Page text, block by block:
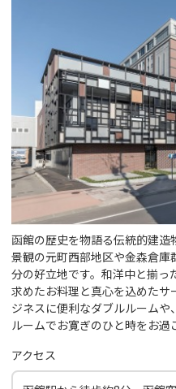
函館の歴史を物語る伝統的建造
景観の元町西部地区や金森倉
分の好立地です。和洋中と揃っ
求めたお料理と真心を込めたサ
ジネスに便利なダブルルーム
ルームでお寛ぎのひと時をお過
アクセス